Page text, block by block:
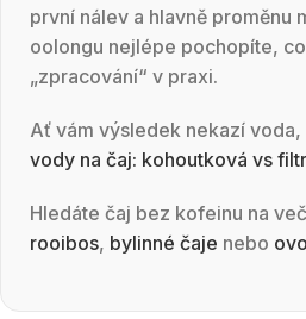
první nálev a hlavně proměnu
oolongu nejlépe pochopíte,
„zpracování“ v praxi.
Ať vám výsledek nekazí voda,
vody na čaj: kohoutková vs
Hledáte čaj bez kofeinu na
rooibos, bylinné čaje nebo